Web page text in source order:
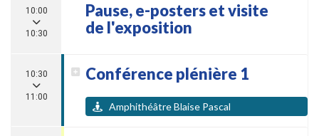
10:00
10:30
Pause, e-posters et visite
de l'exposition
10:30
11:00
Conférence plénière 1
Amphithéâtre Blaise Pascal